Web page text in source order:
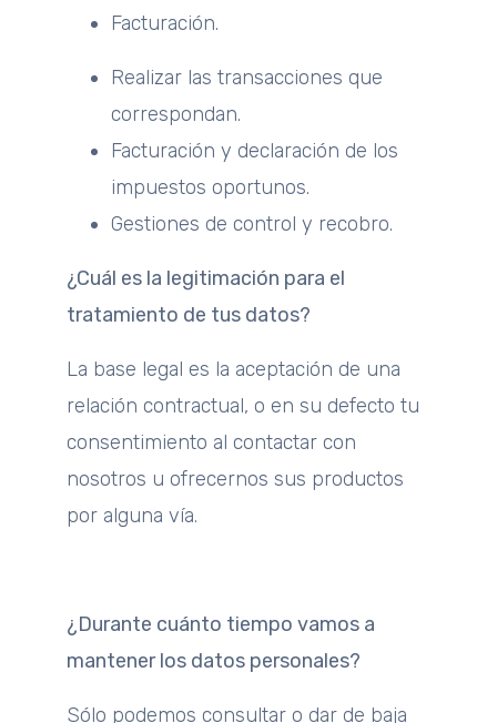
Facturación.
Realizar las transacciones que
correspondan.
Facturación y declaración de los
impuestos oportunos.
Gestiones de control y recobro.
¿Cuál es la legitimación para el
tratamiento de tus datos?
La base legal es la aceptación de una
relación contractual, o en su defecto tu
consentimiento al contactar con
nosotros u ofrecernos sus productos
por alguna vía.
¿Durante cuánto tiempo vamos a
mantener los datos personales?
Sólo podemos consultar o dar de baja